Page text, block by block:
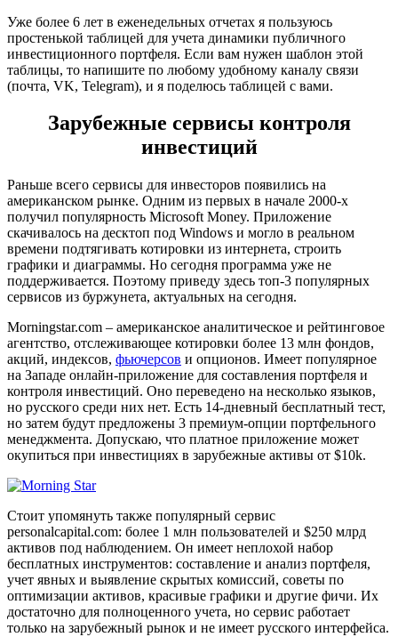
Уже более 6 лет в еженедельных отчетах я пользуюсь
простенькой таблицей для учета динамики публичного
инвестиционного портфеля. Если вам нужен шаблон этой
таблицы, то напишите по любому удобному каналу связи
(почта, VK, Telegram), и я поделюсь таблицей с вами.
Зарубежные сервисы контроля
инвестиций
Раньше всего сервисы для инвесторов появились на
американском рынке. Одним из первых в начале 2000-х
получил популярность Microsoft Money. Приложение
скачивалось на десктоп под Windows и могло в реальном
времени подтягивать котировки из интернета, строить
графики и диаграммы. Но сегодня программа уже не
поддерживается. Поэтому приведу здесь топ-3 популярных
сервисов из буржунета, актуальных на сегодня.
Morningstar.com – американское аналитическое и рейтинговое
агентство, отслеживающее котировки более 13 млн фондов,
акций, индексов, фьючерсов и опционов. Имеет популярное
на Западе онлайн-приложение для составления портфеля и
контроля инвестиций. Оно переведено на несколько языков,
но русского среди них нет. Есть 14-дневный бесплатный тест,
но затем будут предложены 3 премиум-опции портфельного
менеджмента. Допускаю, что платное приложение может
окупиться при инвестициях в зарубежные активы от $10k.
Стоит упомянуть также популярный сервис
personalcapital.com: более 1 млн пользователей и $250 млрд
активов под наблюдением. Он имеет неплохой набор
бесплатных инструментов: составление и анализ портфеля,
учет явных и выявление скрытых комиссий, советы по
оптимизации активов, красивые графики и другие фичи. Их
достаточно для полноценного учета, но сервис работает
только на зарубежный рынок и не имеет русского интерфейса.